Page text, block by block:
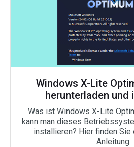
Windows X-Lite
herunterladen und
Was ist Windows X-Lite
kann man dieses
installieren? Hier finden
Anleitung.